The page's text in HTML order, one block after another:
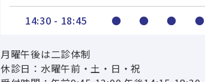
14:30 - 18:45
● ● ● ●
月曜午後は二診体制
休診日：水曜午前・土・日・祝